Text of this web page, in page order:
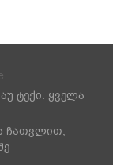
ტექი. ყველა
ჩათვლით,